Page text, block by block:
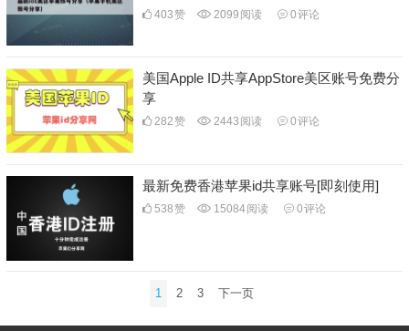
403赞 2099 阅读 0评论
美国Apple ID共享AppStore美区账号免费分
享
282赞 2443 阅读 0评论
最新免费香港苹果id共享账号[即刻使用]
538赞 15084阅读 0评论
分
1 2 3 下一页